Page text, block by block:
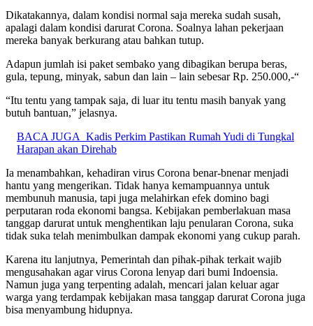
Dikatakannya, dalam kondisi normal saja mereka sudah susah,
apalagi dalam kondisi darurat Corona. Soalnya lahan pekerjaan
mereka banyak berkurang atau bahkan tutup.
Adapun jumlah isi paket sembako yang dibagikan berupa beras,
gula, tepung, minyak, sabun dan lain – lain sebesar Rp. 250.000,-“
“Itu tentu yang tampak saja, di luar itu tentu masih banyak yang
butuh bantuan,” jelasnya.
BACA JUGA Kadis Perkim Pastikan Rumah Yudi di Tungkal
Harapan akan Direhab
Ia menambahkan, kehadiran virus Corona benar-bnenar menjadi
hantu yang mengerikan. Tidak hanya kemampuannya untuk
membunuh manusia, tapi juga melahirkan efek domino bagi
perputaran roda ekonomi bangsa. Kebijakan pemberlakuan masa
tanggap darurat untuk menghentikan laju penularan Corona, suka
tidak suka telah menimbulkan dampak ekonomi yang cukup parah.
Karena itu lanjutnya, Pemerintah dan pihak-pihak terkait wajib
mengusahakan agar virus Corona lenyap dari bumi Indoensia.
Namun juga yang terpenting adalah, mencari jalan keluar agar
warga yang terdampak kebijakan masa tanggap darurat Corona juga
bisa menyambung hidupnya.